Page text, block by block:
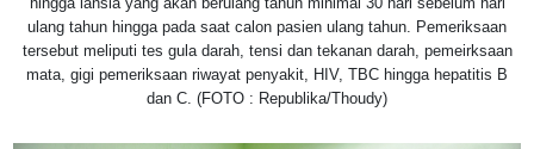
ulang tahun hingga pada saat calon pasien ulang tahun. Pemeriksaan
tersebut meliputi tes gula darah, tensi dan tekanan darah, pemeirksaan
mata, gigi pemeriksaan riwayat penyakit, HIV, TBC hingga hepatitis B
dan C. (FOTO : Republika/Thoudy)